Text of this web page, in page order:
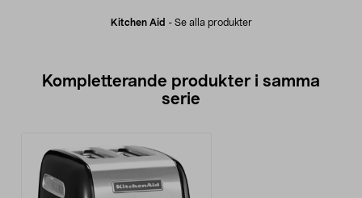
Kitchen Aid - Se alla produkter
Kompletterande produkter i samma
serie